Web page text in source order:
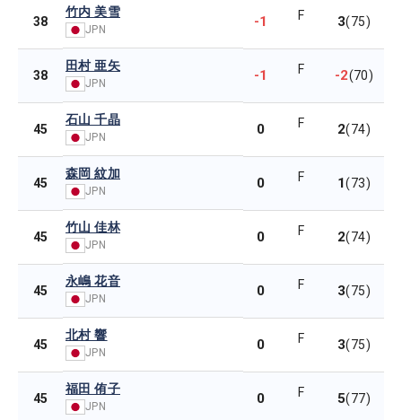
38
竹内 美雪
JPN -1 F 3(75)
38
田村 亜矢
JPN -1 F -2(70)
45
石山 千晶
JPN 0 F 2(74)
45
森岡 紋加
JPN 0 F 1(73)
45
竹山 佳林
JPN 0 F 2(74)
45
永嶋 花音
JPN 0 F 3(75)
45
北村 響
JPN 0 F 3(75)
45
福田 侑子
JPN 0 F 5(77)